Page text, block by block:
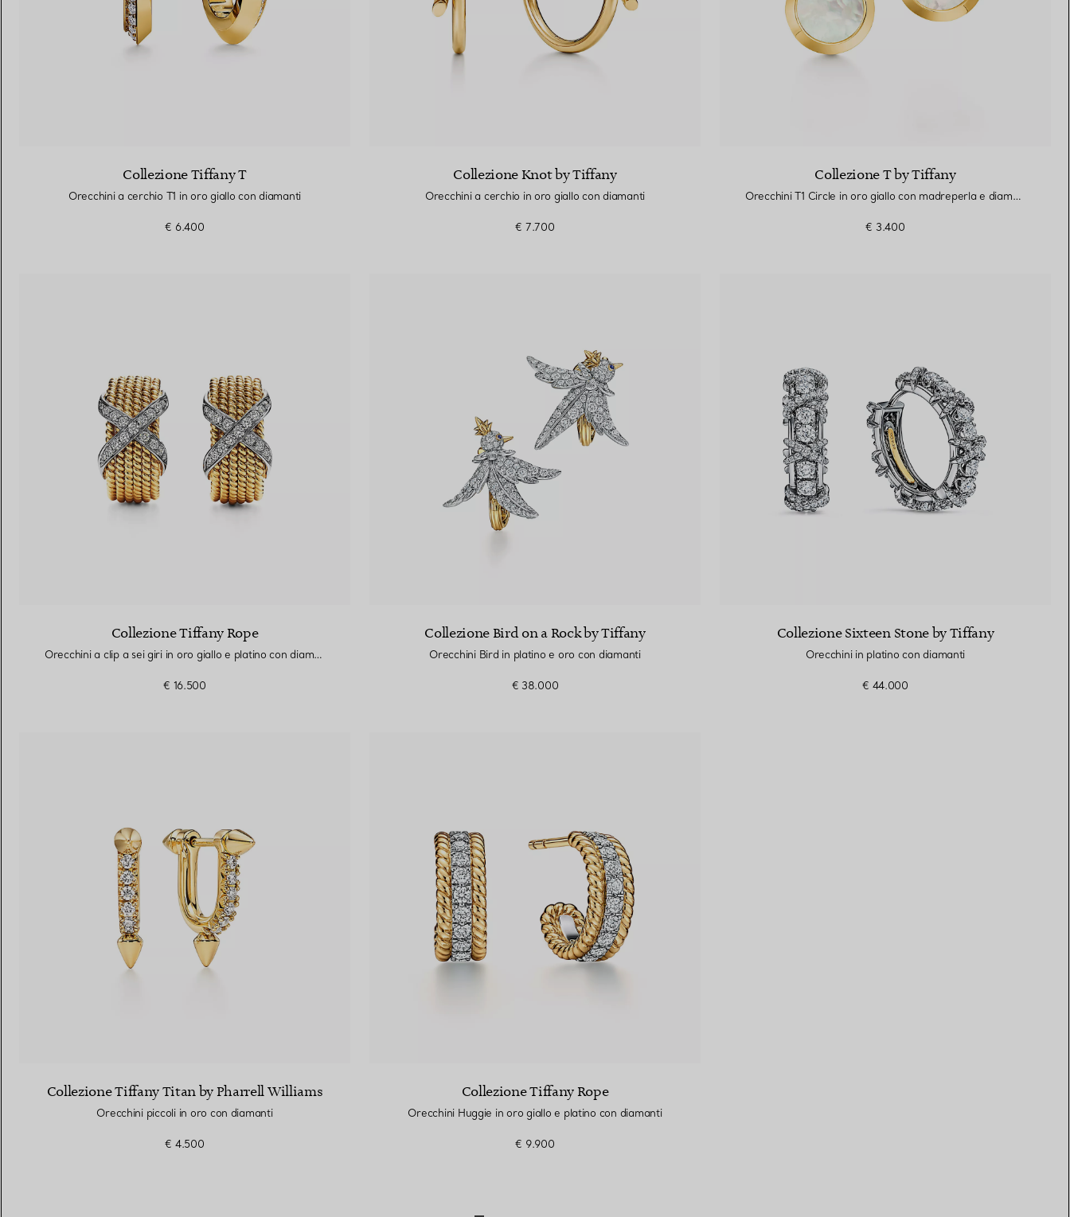
Collezione Tiffany T
Orecchini a cerchio T1 in oro giallo con diamanti
€ 6.400
Collezione Knot by Tiffany
Orecchini a cerchio in oro giallo con diamanti
€ 7.700
Collezione T by Tiffany
Orecchini T1 Circle in oro giallo con madreperla e diamanti
€ 3.400
Collezione Tiffany Rope
Orecchini a clip a sei giri in oro giallo e platino con diamanti
€ 16.500
Collezione Bird on a Rock by Tiffany
Orecchini Bird in platino e oro con diamanti
€ 38.000
Collezione Sixteen Stone by Tiffany
Orecchini in platino con diamanti
€ 44.000
Collezione Tiffany Titan by Pharrell Williams
Orecchini piccoli in oro con diamanti
€ 4.500
Collezione Tiffany Rope
Orecchini Huggie in oro giallo e platino con diamanti
€ 9.900